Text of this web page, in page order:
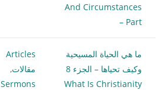
And Circumstances
– Part
ما هي الحياة المسيحية
وكيف تحياها – الجزء 8
What Is Christianity
Articles
مقالات,
Sermons